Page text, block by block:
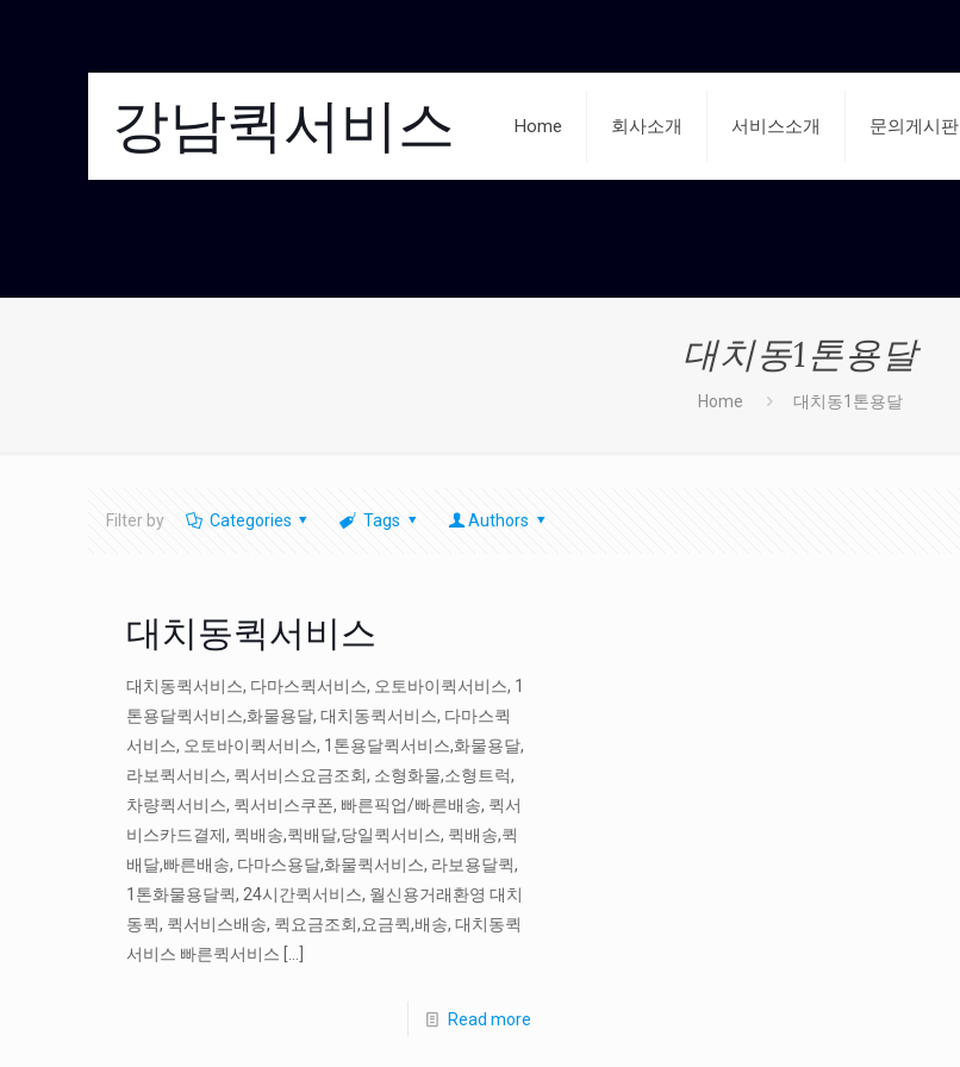
강남퀵서비스 Home 회사소개 서비스소개 문의게시판
대치동1톤용달
Home 대치동1톤용달
Filter by Categories Tags Authors
대치동퀵서비스
대치동퀵서비스, 다마스퀵서비스, 오토바이퀵서비스, 1
톤용달퀵서비스,화물용달, 대치동퀵서비스, 다마스퀵
서비스, 오토바이퀵서비스, 1톤용달퀵서비스,화물용달,
라보퀵서비스, 퀵서비스요금조회, 소형화물,소형트럭,
차량퀵서비스, 퀵서비스쿠폰, 빠른픽업/빠른배송, 퀵서
비스카드결제, 퀵배송,퀵배달,당일퀵서비스, 퀵배송,퀵
배달,빠른배송, 다마스용달,화물퀵서비스, 라보용달퀵,
1톤화물용달퀵, 24시간퀵서비스, 월신용거래환영 대치
동퀵, 퀵서비스배송, 퀵요금조회,요금퀵,배송, 대치동퀵
서비스 빠른퀵서비스
Read more